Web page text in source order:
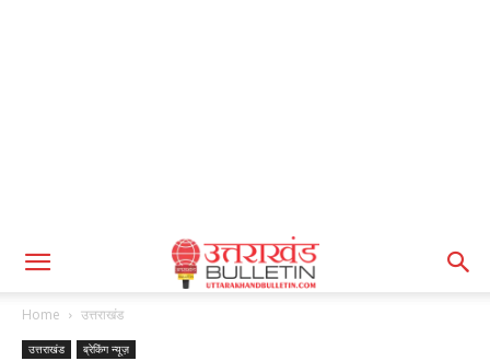
Home उत्तराखंड
उत्तराखंड ब्रेकिंग न्यूज़